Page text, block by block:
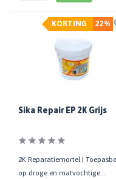
22%
KORTING
Sika Repair EP 2K Grijs
2K Reparatiemortel |
op droge en matvochtige